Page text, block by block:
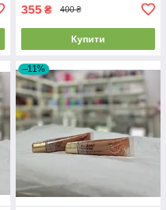
355 ₴ 400 ₴
Купити
–11%